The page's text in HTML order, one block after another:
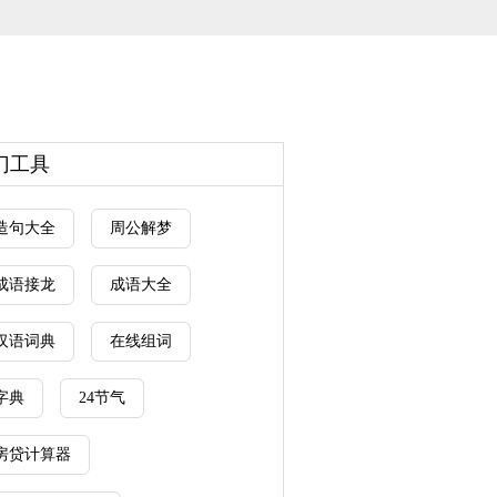
工具
句大全 周公解梦
语接龙 成语大全
语词典 在线组词
典 24节气
贷计算器